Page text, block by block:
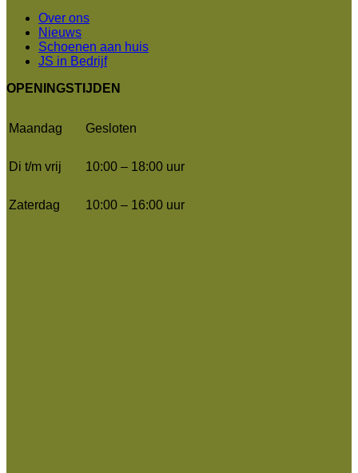
Over ons
Nieuws
Schoenen aan huis
JS in Bedrijf
OPENINGSTIJDEN
Maandag Gesloten
Di t/m vrij 10:00 – 18:00 uur
Zaterdag 10:00 – 16:00 uur